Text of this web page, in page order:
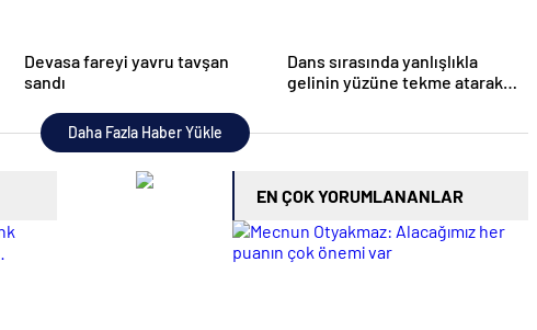
Devasa fareyi yavru tavşan
sandı
Dans sırasında yanlışlıkla
gelinin yüzüne tekme atarak
Daha Fazla Haber Yükle
EN ÇOK YORUMLANANLAR